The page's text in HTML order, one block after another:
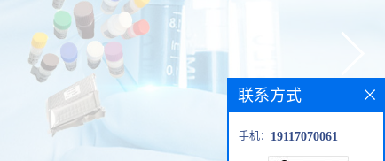
联系方式
手机： 19117070061